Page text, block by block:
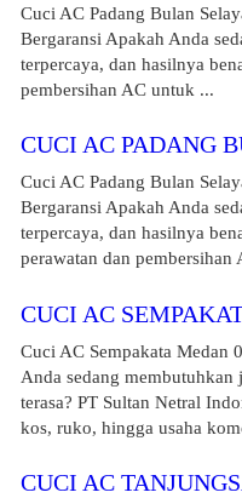
Cuci AC Padang Bulan
Bergaransi Apakah Anda
terpercaya, dan hasilnya
pembersihan AC untuk ...
CUCI AC PADANG
Cuci AC Padang Bulan
Bergaransi Apakah Anda
terpercaya, dan hasilnya
perawatan dan pembersihan
CUCI AC
Cuci AC Sempakata Medan
Anda sedang membutuhkan
terasa? PT Sultan Netral
kos, ruko, hingga usaha
CUCI AC